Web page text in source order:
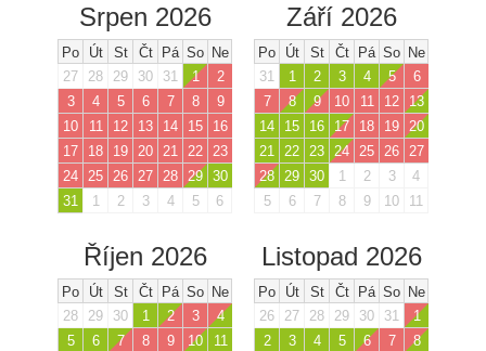
Srpen 2026
Po Út St Čt Pá So Ne
27
28 29 30 31 1
2
3
4 5 6 7 8
9
10
11 12 13 14 15
16
17
18 19 20 21 22
23
24
25 26 27 28 29 30
31
1 2 3 4 5 6
Září 2026
Po Út St Čt Pá So Ne
31
1 2 3 4 5
6
7
8 9 10 11 12
13
14
15 16 17 18 19
20
21
22 23 24 25 26
27
28
29 30 1 2 3
4
5
6 7 8 9 10 11
Říjen 2026
Po Út St Čt Pá So Ne
28
29 30 1 2 3
4
5
6 7 8 9 10
11
Listopad 2026
Po Út St Čt Pá So Ne
26
27 28 29 30 31
1
2
3 4 5 6 7
8